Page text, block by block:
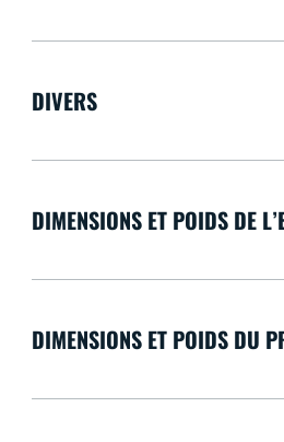
DIVERS
DIMENSIONS ET POIDS DE
DIMENSIONS ET POIDS DU